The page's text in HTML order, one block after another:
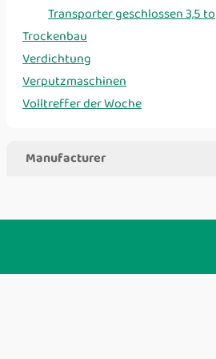
Transporter geschlossen 3,5 to
Trockenbau
Verdichtung
Verputzmaschinen
Volltreffer der Woche
Manufacturer